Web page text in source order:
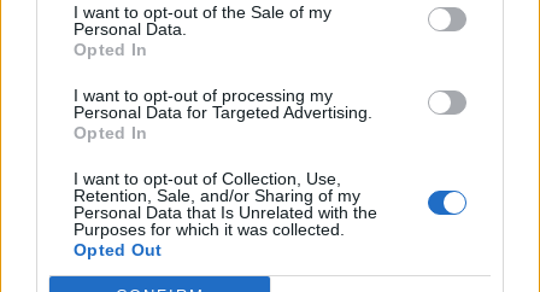
I want to opt-out of the Sale of my
Personal Data.
Opted In
I want to opt-out of processing my
Personal Data for Targeted Advertising.
Opted In
I want to opt-out of Collection, Use,
Retention, Sale, and/or Sharing of my
Personal Data that Is Unrelated with the
Purposes for which it was collected.
Opted Out
Dobříšsko
Čtyři zraněné si vyžádala srážka vlaku
a kamionu na Dobříšsku
Martin Poulíček - 21. 2. 2020